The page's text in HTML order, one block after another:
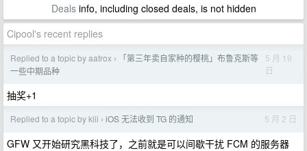
Dealsinfo, including closed deals, is not hidden
Cipool's recent replies
Replied to a topic by aatrox ›
「第三年卖自家种的樱桃」布鲁克斯等
一些中期品种
5 月 19
日
抽奖+1
Replied to a topic by klii › iOS 无法收到 TG 的通知 5 月 2 日
GFW 又开始研究黑科技了，之前就是可以间歇干扰 FCM 的服务器